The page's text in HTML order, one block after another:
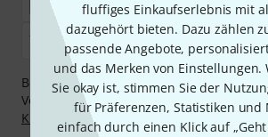
fluffiges Einkaufserlebnis mit
dazugehört bieten. Dazu zählen
passende Angebote,
und das Merken von Einstellungen.
Sie okay ist, stimmen Sie der
für Präferenzen, Statistiken und
einfach durch einen Klick auf „Geht
Bezahlen Sie vertraulich und sicher per
Vorkasse, PayPal, Amazon Pay, Klarna
Klarna Ratenzahlungoder Kreditkarte.